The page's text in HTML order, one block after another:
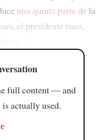
una quinta parte de la
el presidente ruso,
full content — and
actually used.